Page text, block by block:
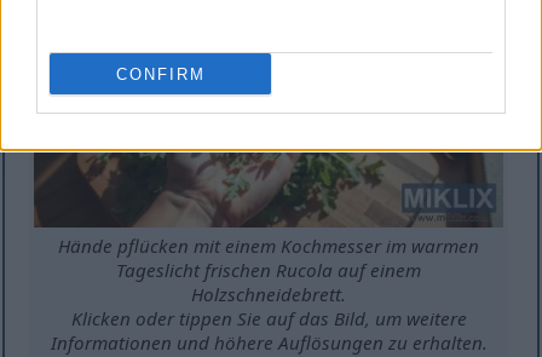
CONFIRM
Hände pflücken mit einem Kochmesser im warmen
Tageslicht frischen Rucola auf einem
Holzschneidebrett.
Klicken oder tippen Sie auf das Bild, um weitere
Informationen und höhere Auflösungen zu erhalten.